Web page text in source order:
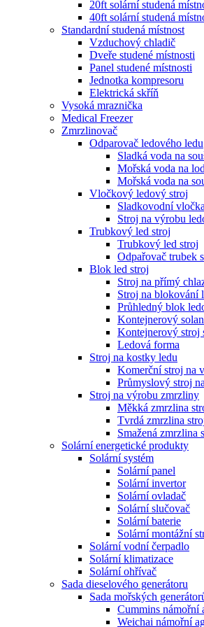
20ft solární studená
40ft solární studená
Standardní studená místnost
Vzduchový chladič
Dveře studené místnosti
Panel studené místnosti
Jednotka kompresoru
Elektrická skříň
Vysoká mraznička
Medical Freezer
Zmrzlinovač
Odparovač ledového ledu
Sladká voda na
Mořská voda na
Mořská voda na
Vločkový ledový stroj
Sladkovodní
Stroj na výrobu
Trubkový led stroj
Trubkový led stroj
Odpařovač trubek
Blok led stroj
Stroj na přímý
Stroj na blokování
Průhledný blok
Kontejnerový
Kontejnerový stroj
Ledová forma
Stroj na kostky ledu
Komerční stroj na
Průmyslový stroj
Stroj na výrobu zmrzliny
Měkká zmrzlina
Tvrdá zmrzlina
Smažená zmrzlina
Solární energetické produkty
Solární systém
Solární panel
Solární invertor
Solární ovladač
Solární slučovač
Solární baterie
Solární montážní
Solární vodní čerpadlo
Solární klimatizace
Solární ohřívač
Sada dieselového generátoru
Sada mořských
Cummins námořní
Weichai námořní